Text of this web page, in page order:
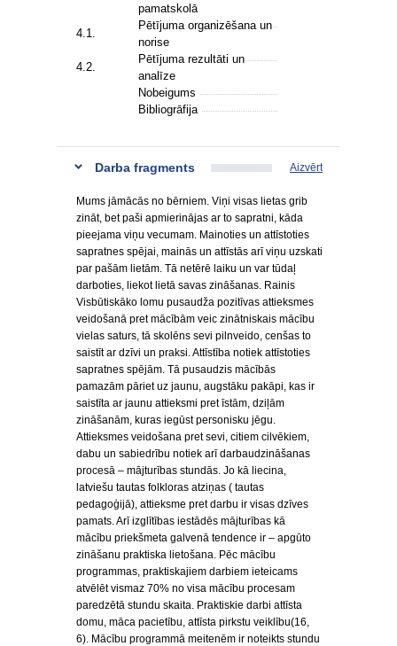
pamatskolā
4.1.
Pētījuma organizēšana un
norise
4.2.
Pētījuma rezultāti un
analīze
Nobeigums
Bibliogrāfija
Darba fragments Aizvērt
Mums jāmācās no bērniem. Viņi visas lietas grib
zināt, bet paši apmierinājas ar to sapratni, kāda
pieejama viņu vecumam. Mainoties un attīstoties
sapratnes spējai, mainās un attīstās arī viņu uzskati
par pašām lietām. Tā netērē laiku un var tūdaļ
darboties, liekot lietā savas zināšanas. Rainis
Visbūtiskāko lomu pusaudža pozitīvas attieksmes
veidošanā pret mācībām veic zinātniskais mācību
vielas saturs, tā skolēns sevi pilnveido, cenšas to
saistīt ar dzīvi un praksi. Attīstība notiek attīstoties
sapratnes spējām. Tā pusaudzis mācībās
pamazām pāriet uz jaunu, augstāku pakāpi, kas ir
saistīta ar jaunu attieksmi pret īstām, dziļām
zināšanām, kuras iegūst personisku jēgu.
Attieksmes veidošana pret sevi, citiem cilvēkiem,
dabu un sabiedrību notiek arī darbaudzināšanas
procesā – mājturības stundās. Jo kā liecina,
latviešu tautas folkloras atziņas ( tautas
pedagoģijā), attieksme pret darbu ir visas dzīves
pamats. Arī izglītības iestādēs mājturības kā
mācību priekšmeta galvenā tendence ir – apgūto
zināšanu praktiska lietošana. Pēc mācību
programmas, praktiskajiem darbiem ieteicams
atvēlēt vismaz 70% no visa mācību procesam
paredzētā stundu skaita. Praktiskie darbi attīsta
domu, māca pacietību, attīsta pirkstu veiklību(16,
6). Mācību programmā meitenēm ir noteikts stundu